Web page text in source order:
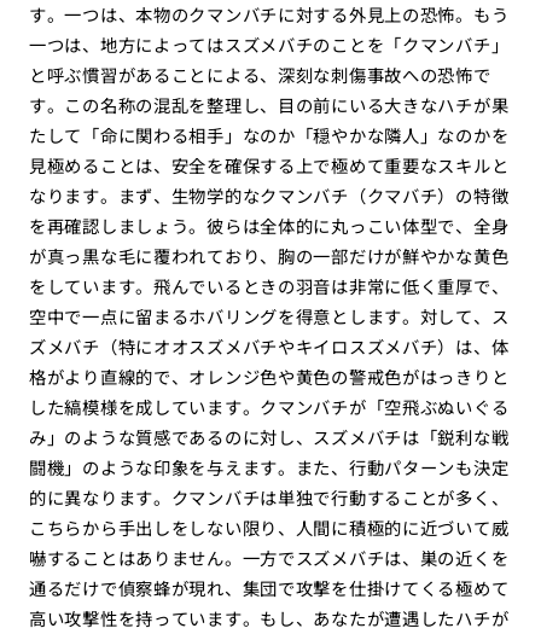
す。一つは、本物のクマンバチに対する外見上の恐怖。もう
一つは、地方によってはスズメバチのことを「クマンバチ」
と呼ぶ慣習があることによる、深刻な刺傷事故への恐怖で
す。この名称の混乱を整理し、目の前にいる大きなハチが果
たして「命に関わる相手」なのか「穏やかな隣人」なのかを
見極めることは、安全を確保する上で極めて重要なスキルと
なります。まず、生物学的なクマンバチ（クマバチ）の特徴
を再確認しましょう。彼らは全体的に丸っこい体型で、全身
が真っ黒な毛に覆われており、胸の一部だけが鮮やかな黄色
をしています。飛んでいるときの羽音は非常に低く重厚で、
空中で一点に留まるホバリングを得意とします。対して、ス
ズメバチ（特にオオスズメバチやキイロスズメバチ）は、体
格がより直線的で、オレンジ色や黄色の警戒色がはっきりと
した縞模様を成しています。クマンバチが「空飛ぶぬいぐる
み」のような質感であるのに対し、スズメバチは「鋭利な戦
闘機」のような印象を与えます。また、行動パターンも決定
的に異なります。クマンバチは単独で行動することが多く、
こちらから手出しをしない限り、人間に積極的に近づいて威
嚇することはありません。一方でスズメバチは、巣の近くを
通るだけで偵察蜂が現れ、集団で攻撃を仕掛けてくる極めて
高い攻撃性を持っています。もし、あなたが遭遇したハチが